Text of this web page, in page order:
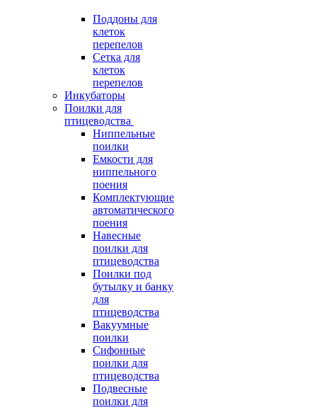
Поддоны для
клеток
перепелов
Сетка для
клеток
перепелов
Инкубаторы
Поилки для
птицеводства
Ниппельные
поилки
Емкости для
ниппельного
поения
Комплектующие
автоматического
поения
Навесные
поилки для
птицеводства
Поилки под
бутылку и банку
для
птицеводства
Вакуумные
поилки
Сифонные
поилки для
птицеводства
Подвесные
поилки для